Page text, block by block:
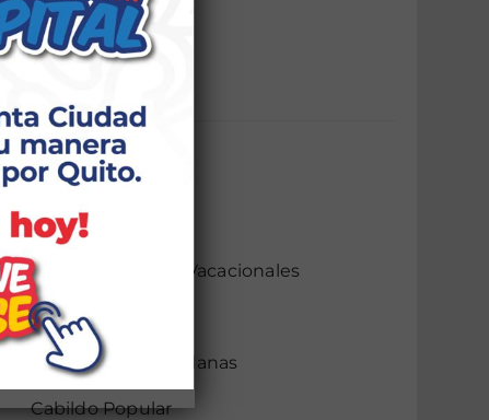
Manuela Sáenz
Quitumbe
Quito Participa
Casa Somos Quito
Juventudes
Campamentos Vacacionales
Voluntariado
Asambleas Ciudadanas
Cabildo Popular